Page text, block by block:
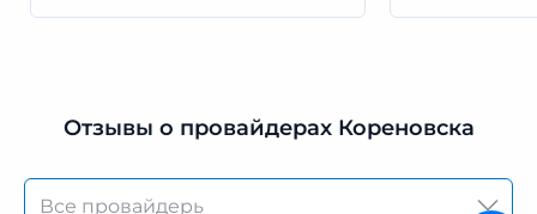
Отзывы о провайдерах Кореновска